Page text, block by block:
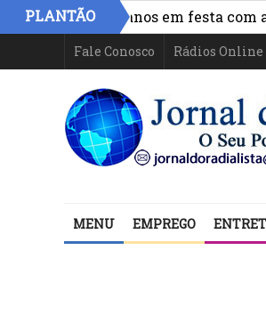
PLANTÃO
baianos em festa com
Fale Conosco Rádios Online
MENU EMPREGO